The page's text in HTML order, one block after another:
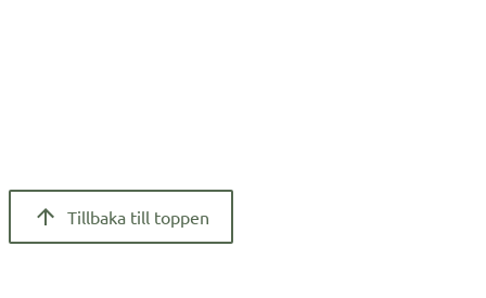
Tillbaka till toppen